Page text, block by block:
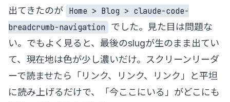
出てきたのが Home > Blog > claude-code-
breadcrumb-navigation
でした。見た目は問題な
い。でもよく見ると、最後のslugが生のまま出てい
て、現在地は色が少し濃いだけ。スクリーンリーダ
ーで読ませたら「リンク、リンク、リンク」と平坦
に読み上げるだけで、「今ここにいる」がどこにも